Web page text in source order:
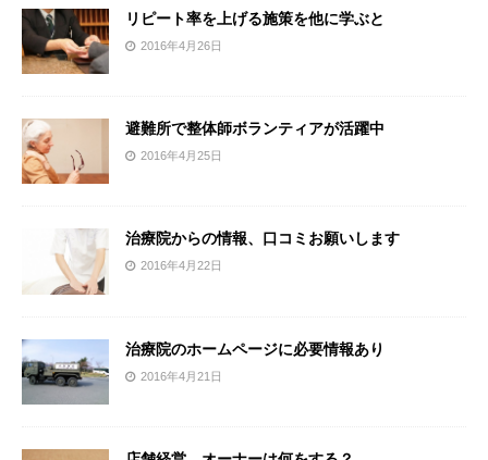
リピート率を上げる施策を他に学ぶと
2016年4月26日
避難所で整体師ボランティアが活躍中
2016年4月25日
治療院からの情報、口コミお願いします
2016年4月22日
治療院のホームページに必要情報あり
2016年4月21日